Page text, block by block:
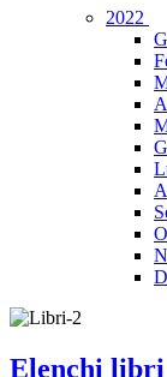
2022
Elenchi libri